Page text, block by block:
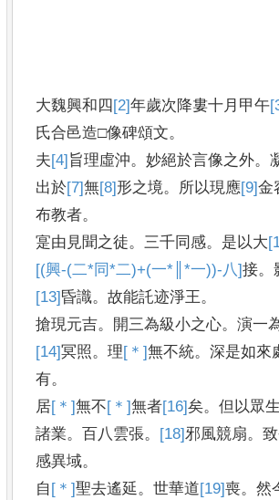
大魏興和四 [2]年歲次降婁十月甲午
氏合邑造□像碑頌文。
夫[4] 旨理虛沖。妙絕於言像之外。
出於[7]無[8] 形之境。 所以現應[9]金
布教者。
寔由見聞之徒。三千同感。 是以大
[(興-(二*同*二)+(一*║*一))-八]接。
[13] 昏識。故能託迹淨王。
搶現元吉。 開三為級小之心。演一
[14]冥照。理[＊]無不統。深是如來
有。
居[＊]無不[＊]無者[16]矣。但以眾
諸業。 百八雲張。 [18]邪風競扇。
感異域。
自 [＊]聖去遙延。世華道[19]喪。然